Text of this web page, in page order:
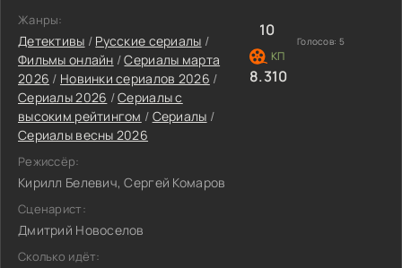
Жанры:
Детективы / Русские сериалы /
Фильмы онлайн /Сериалы марта
2026 / Новинки сериалов 2026 /
Сериалы 2026 /Сериалы с
высоким рейтингом / Сериалы /
Сериалы весны 2026
Режиссёр:
Кирилл Белевич, Сергей Комаров
Сценарист:
Дмитрий Новоселов
Сколько идёт:
10
Голосов: 5
8.310